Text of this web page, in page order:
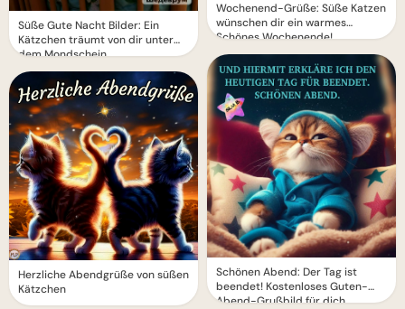
Süße Gute Nacht Bilder: Ein
Kätzchen träumt von dir unter
dem Mondschein
Herzliche Abendgrüße von süßen
Kätzchen
Wochenend-Grüße: Süße Katzen
wünschen dir ein warmes
Schönes Wochenende!
Schönen Abend: Der Tag ist
beendet! Kostenloses Guten-
Abend-Grußbild für dich.